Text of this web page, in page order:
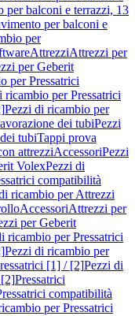
per balconi e terrazzi, 13
per balconi e
per
AttrezziAttrezzi per
per Geberit
per Pressatrici
ricambio per Pressatrici
Pezzi di ricambio per
dei tubiPezzi
tubiTappi prova
attrezziAccessoriPezzi
VolexPezzi di
compatibilità
ricambio per Attrezzi
AccessoriAttrezzi per
per Geberit
ricambio per Pressatrici
Pezzi di ricambio per
[1] / [2]Pezzi di
[2]Pressatrici
compatibilità
per Pressatrici